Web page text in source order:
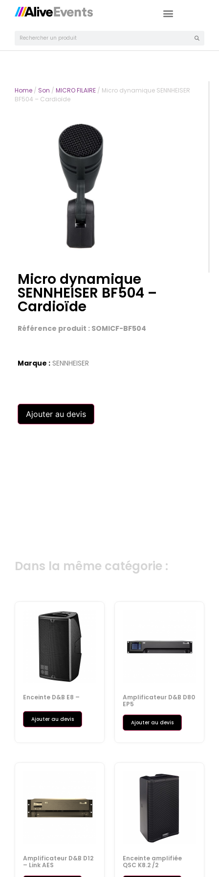
Home / Son / MICRO FILAIRE / Micro dynamique SENNHEISER
BF504 – Cardioïde
Micro dynamique
SENNHEISER BF504 –
Cardioïde
Référence produit : SOMICF-BF504
Marque : SENNHEISER
Ajouter au devis
Dans la même catégorie :
Enceinte D&B E8 –
Ajouter au devis
Amplificateur D&B D80
EP5
Ajouter au devis
Amplificateur D&B D12
– Link AES
Enceinte amplifiée
QSC K8.2 /2